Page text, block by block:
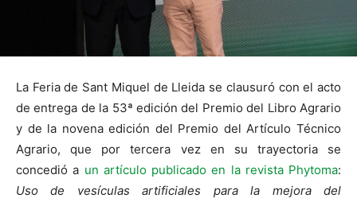
La Feria de Sant Miquel de Lleida se clausuró con el acto
de entrega de la 53ª edición del Premio del Libro Agrario
y de la novena edición del Premio del Artículo Técnico
Agrario, que por tercera vez en su trayectoria se
concedió a un artículo publicado en la revista Phytoma:
Uso de vesículas artificiales para la mejora del